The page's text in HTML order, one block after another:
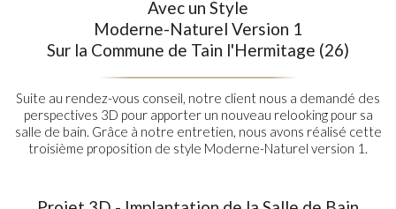
Avec un Style
Moderne-Naturel Version 1
Sur la Commune de Tain l'Hermitage (26)
Suite au rendez-vous conseil, notre client nous a demandé des
perspectives 3D pour apporter un nouveau relooking pour sa
salle de bain. Grâce à notre entretien, nous avons réalisé cette
troisième proposition de style Moderne-Naturel version 1.